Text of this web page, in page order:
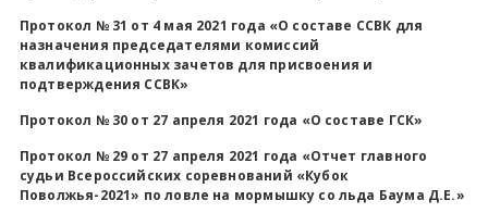
Протокол № 31 от 4 мая 2021 года «О составе ССВК для
назначения председателями комиссий
квалификационных зачетов для присвоения и
подтверждения ССВК»
Протокол № 30 от 27 апреля 2021 года «О составе ГСК»
Протокол № 29 от 27 апреля 2021 года «Отчет главного
судьи Всероссийских соревнований «Кубок
Поволжья-2021» по ловле на мормышку со льда Баума Д.Е.»